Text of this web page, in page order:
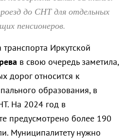
до СНТ для отдельных
пенсионеров.
Иркутской
в свою очередь заметила,
дорог относится к
образования, в
На 2024 год в
предусмотрено более 190
Муниципалитету нужно